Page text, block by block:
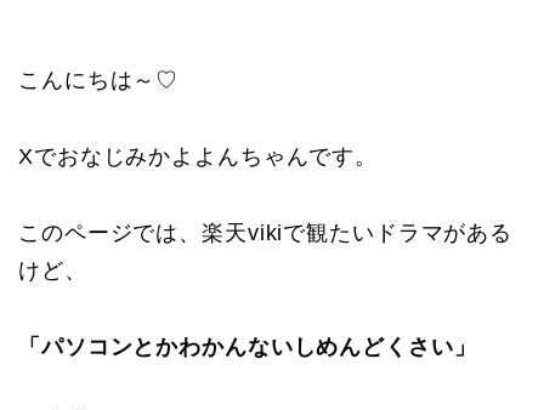
こんにちは～♡
Xでおなじみかよよんちゃんです。
このページでは、楽天vikiで観たいドラマがある
けど、
「パソコンとかわかんないしめんどくさい」